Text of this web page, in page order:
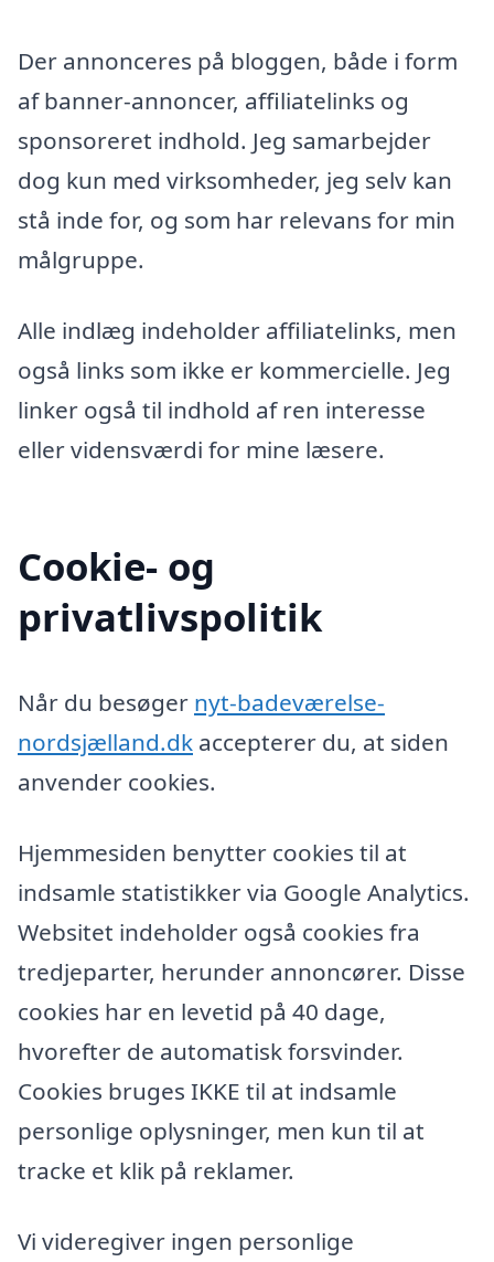
Der annonceres på bloggen, både i form
af banner-annoncer, affiliatelinks og
sponsoreret indhold. Jeg samarbejder
dog kun med virksomheder, jeg selv kan
stå inde for, og som har relevans for min
målgruppe.
Alle indlæg indeholder affiliatelinks, men
også links som ikke er kommercielle. Jeg
linker også til indhold af ren interesse
eller vidensværdi for mine læsere.
Cookie- og
privatlivspolitik
Når du besøger nyt-badeværelse-
nordsjælland.dk accepterer du, at siden
anvender cookies.
Hjemmesiden benytter cookies til at
indsamle statistikker via Google Analytics.
Websitet indeholder også cookies fra
tredjeparter, herunder annoncører. Disse
cookies har en levetid på 40 dage,
hvorefter de automatisk forsvinder.
Cookies bruges IKKE til at indsamle
personlige oplysninger, men kun til at
tracke et klik på reklamer.
Vi videregiver ingen personlige